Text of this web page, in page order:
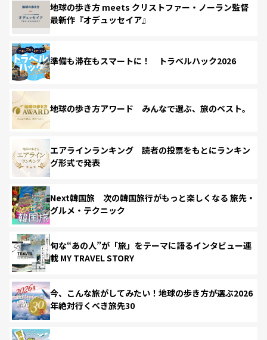
地球の歩き方 meets クリストファー・ノーラン監督
最新作『オデュッセイア』
準備も滞在もスマートに！ トラベルハック2026
地球の歩き方アワード みんなで選ぶ、旅のベスト。
エアラインランキング 読者の投票をもとにランキン
グ形式で発表
Next韓国旅 次の韓国旅行がもっと楽しくなる 旅先・
グルメ・テクニック
旬な“あの人”が「旅」をテーマに語るインタビュー連
載 MY TRAVEL STORY
今、こんな旅がしてみたい！地球の歩き方が選ぶ2026
年絶対行くべき旅先30